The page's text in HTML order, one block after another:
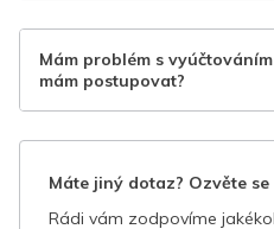
Mám problém s
mám postupovat?
Máte jiný dotaz? Ozvěte se
Rádi vám zodpovíme